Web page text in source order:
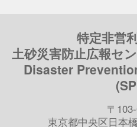
特定非営
土砂災害防止広報セ
Disaster
〒
東京都中央区日